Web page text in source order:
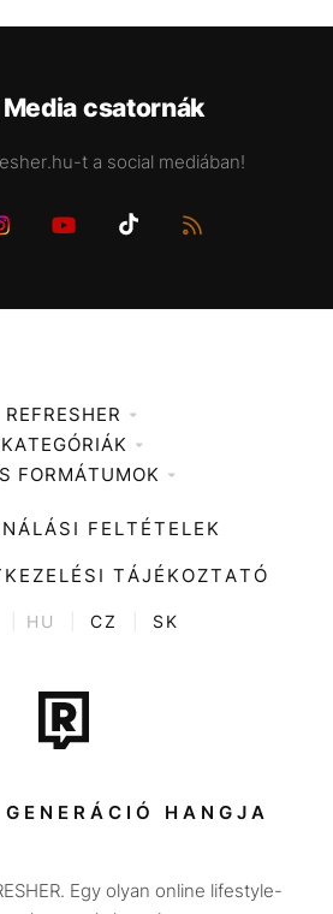
csatornák
t a social mediában!
REFRESHER
Médiaajánlat
KATEGÓRIÁK
Zene
Divat
Kultúra
ENTR
Tech-Tudomány
Sport
Társadalom
Utazás
FORMÁTUMOK
FELTÉTELEK
TÁJÉKOZTATÓ
HU CZ SK
HANGJA
Egy olyan online lifestyle-